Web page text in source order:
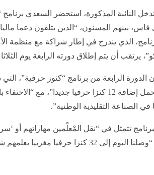
النائبة المذكورة، استحضر السعدي
فاس، بينهم المسنون، “الذين يتلقون دعما
الذي يندرج في إطار شراكة مع منظمة
يرتقب أن يتم إطلاق دورته الرابعة يوم
الجاري، “سوف تحمل إضافة 12 كنزا حرفيا
الصناعة التقليدية الوطنية”.
تتمثل في “نقل المْعلْمين مهاراتهم أو
الشباب”، مضيفا: “وصلنا اليوم إلى 32